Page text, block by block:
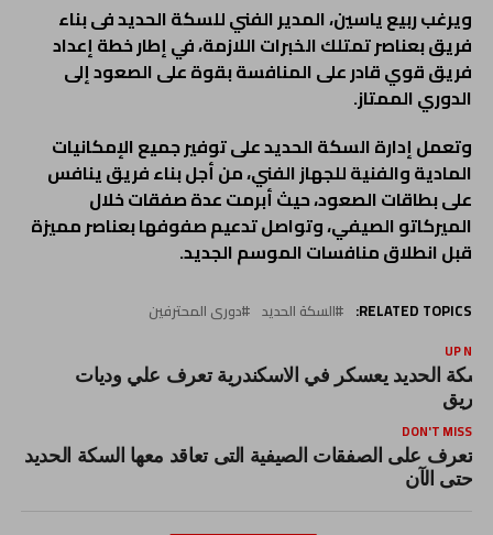
ويرغب ربيع ياسين، المدير الفني للسكة الحديد فى بناء
فريق بعناصر تمتلك الخبرات اللازمة، في إطار خطة إعداد
فريق قوي قادر على المنافسة بقوة على الصعود إلى
الدوري الممتاز.
وتعمل إدارة السكة الحديد على توفير جميع الإمكانيات
المادية والفنية للجهاز الفني، من أجل بناء فريق ينافس
على بطاقات الصعود، حيث أبرمت عدة صفقات خلال
الميركاتو الصيفي، وتواصل تدعيم صفوفها بعناصر مميزة
قبل انطلاق منافسات الموسم الجديد.
RELATED TOPICS: السكة الحديد دورى المحترفين
UP
الحديد يعسكر في الاسكندرية تعرف علي وديات
DON'T MISS
تعرف على الصفقات الصيفية التى تعاقد معها السكة الحديد
حتى الآن